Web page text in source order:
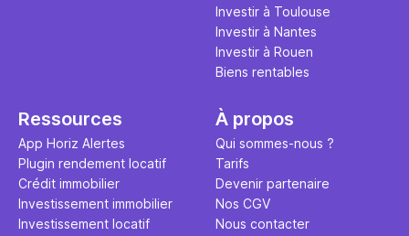
Investir à Toulouse
Investir à Nantes
Investir à Rouen
Biens rentables
Ressources
App Horiz Alertes
Plugin rendement locatif
Crédit immobilier
Investissement immobilier
Investissement locatif
À propos
Qui sommes-nous ?
Tarifs
Devenir partenaire
Nos CGV
Nous contacter